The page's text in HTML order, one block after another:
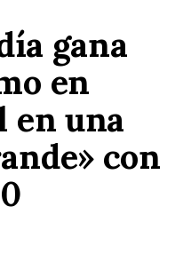
gana
en
en una
con